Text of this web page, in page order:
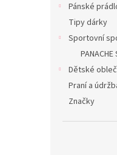
Pánské
Tipy dárky
Sportovní
PANACHE
Dětské
Praní a
Značky